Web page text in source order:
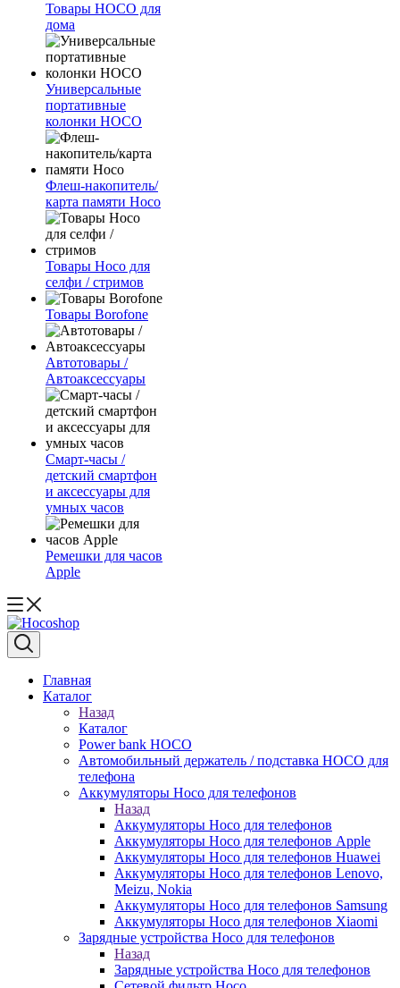
Товары HOCO для
дома
Универсальные
портативные
колонки HOCO
Флеш-накопитель/
карта памяти Hoco
Товары Hoco для
селфи / стримов
Товары Borofone
Автотовары /
Автоаксессуары
Смарт-часы /
детский смартфон
и аксессуары для
умных часов
Ремешки для часов
Apple
Главная
Каталог
Назад
Каталог
Power bank HOCO
Автомобильный держатель / подставка HOCO для
телефона
Аккумуляторы Hoco для телефонов
Назад
Аккумуляторы Hoco для телефонов
Аккумуляторы Hoco для телефонов Apple
Аккумуляторы Hoco для телефонов Huawei
Аккумуляторы Hoco для телефонов Lenovo,
Meizu, Nokia
Аккумуляторы Hoco для телефонов Samsung
Аккумуляторы Hoco для телефонов Xiaomi
Зарядные устройства Hoco для телефонов
Назад
Зарядные устройства Hoco для телефонов